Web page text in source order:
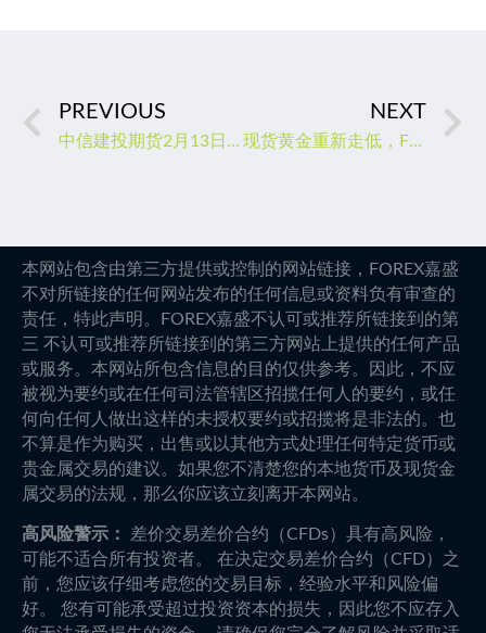
PREVIOUS
中信建投期货2月13日早间交易策略
NEXT
现货黄金重新走低，FED需要1月通胀数据打消其怨念
本网站包含由第三方提供或控制的网站链接，FOREX嘉盛
不对所链接的任何网站发布的任何信息或资料负有审查的
责任，特此声明。FOREX嘉盛不认可或推荐所链接到的第
三 不认可或推荐所链接到的第三方网站上提供的任何产品
或服务。本网站所包含信息的目的仅供参考。因此，不应
被视为要约或在任何司法管辖区招揽任何人的要约，或任
何向任何人做出这样的未授权要约或招揽将是非法的。也
不算是作为购买，出售或以其他方式处理任何特定货币或
贵金属交易的建议。如果您不清楚您的本地货币及现货金
属交易的法规，那么你应该立刻离开本网站。
高风险警示：
差价交易差价合约（CFDs）具有高风险，
可能不适合所有投资者。 在决定交易差价合约（CFD）之
前，您应该仔细考虑您的交易目标，经验水平和风险偏
好。 您有可能承受超过投资资本的损失，因此您不应存入